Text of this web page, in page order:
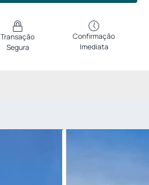
Transação
Segura
Confirmação
Imediata